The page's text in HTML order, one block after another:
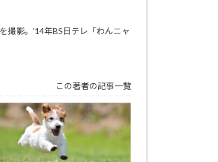
撮影。'14年BS日テレ「わんニャ
この著者の記事一覧